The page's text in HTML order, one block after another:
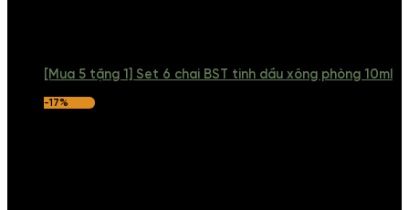
[Mua 5 tặng 1] Set 6 chai BST tinh dầu xông phòng 10ml
-17%